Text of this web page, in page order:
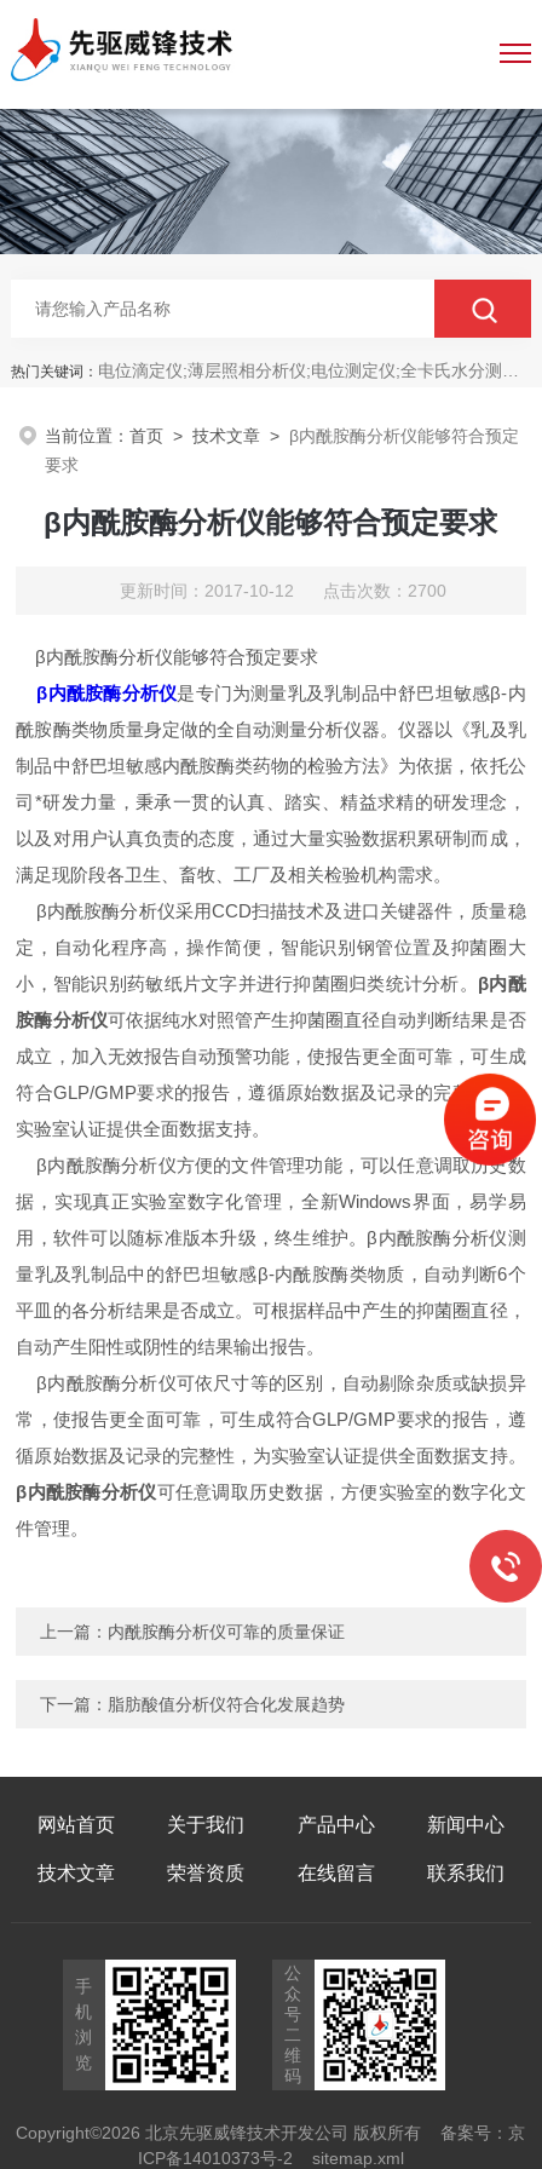
热门关键词： 电位滴定仪;薄层照相分析仪;电位测定仪;全卡氏水分测定仪;全自动永停滴定仪;菌落计数分析仪;抑菌圈测量仪;抑菌圈分析仪
当前位置：首页 >技术文章 > β内酰胺酶分析仪能够符合预定
要求
β内酰胺酶分析仪能够符合预定要求
更新时间：2017-10-12 点击次数：2700
β内酰胺酶分析仪能够符合预定要求
β内酰胺酶分析仪是专门为测量乳及乳制品中舒巴坦敏感β-内
酰胺酶类物质量身定做的全自动测量分析仪器。仪器以《乳及乳
制品中舒巴坦敏感内酰胺酶类药物的检验方法》为依据，依托公
司*研发力量，秉承一贯的认真、踏实、精益求精的研发理念，
以及对用户认真负责的态度，通过大量实验数据积累研制而成，
满足现阶段各卫生、畜牧、工厂及相关检验机构需求。
β内酰胺酶分析仪采用CCD扫描技术及进口关键器件，质量稳
定，自动化程序高，操作简便，智能识别钢管位置及抑菌圈大
小，智能识别药敏纸片文字并进行抑菌圈归类统计分析。 β内酰
胺酶分析仪可依据纯水对照管产生抑菌圈直径自动判断结果是否
成立，加入无效报告自动预警功能，使报告更全面可靠，可生成
符合GLP/GMP要求的报告，遵循原始数据及记录的完整性，为
实验室认证提供全面数据支持。
β内酰胺酶分析仪方便的文件管理功能，可以任意调取历史数
据，实现真正实验室数字化管理，全新Windows界面，易学易
用，软件可以随标准版本升级，终生维护。β内酰胺酶分析仪测
量乳及乳制品中的舒巴坦敏感β-内酰胺酶类物质，自动判断6个
平皿的各分析结果是否成立。可根据样品中产生的抑菌圈直径，
自动产生阳性或阴性的结果输出报告。
β内酰胺酶分析仪可依尺寸等的区别，自动剔除杂质或缺损异
常，使报告更全面可靠，可生成符合GLP/GMP要求的报告，遵
循原始数据及记录的完整性，为实验室认证提供全面数据支持。
β内酰胺酶分析仪可任意调取历史数据，方便实验室的数字化文
件管理。
上一篇： 内酰胺酶分析仪可靠的质量保证
下一篇： 脂肪酸值分析仪符合化发展趋势
网站首页 关于我们 产品中心 新闻中心
技术文章 荣誉资质 在线留言 联系我们
手
机
浏
览
公
众
号
二
维
码
Copyright©2026 北京先驱威锋技术开发公司 版权所有备案号：京
ICP备14010373号-2
sitemap.xml